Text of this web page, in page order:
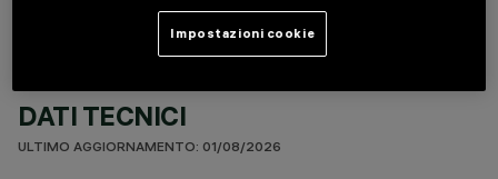
DATI TECNICI
ULTIMO AGGIORNAMENTO: 01/08/2026
Impostazioni cookie